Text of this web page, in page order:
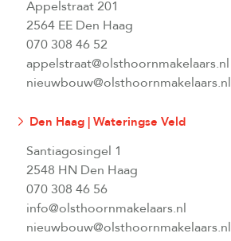
Appelstraat 201
2564 EE Den Haag
070 308 46 52
appelstraat@olsthoornmakelaars.nl
nieuwbouw@olsthoornmakelaars.nl
Den Haag | Wateringse Veld
Santiagosingel 1
2548 HN Den Haag
070 308 46 56
info@olsthoornmakelaars.nl
nieuwbouw@olsthoornmakelaars.nl